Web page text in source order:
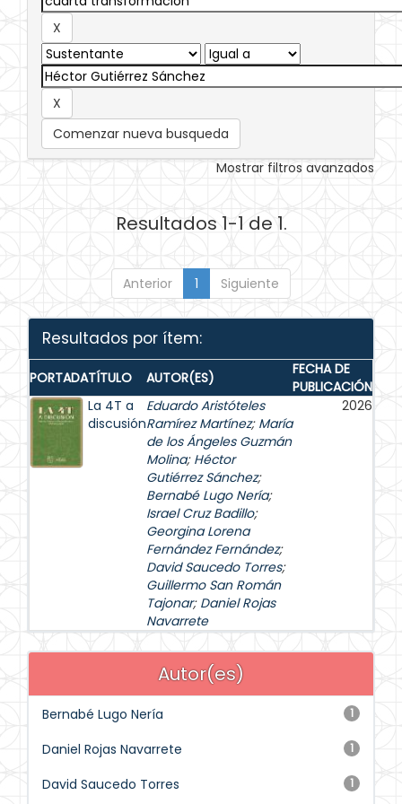
Comenzar nueva busqueda
Mostrar filtros avanzados
Resultados 1-1 de 1.
Anterior 1 Siguiente
Resultados por ítem:
PORTADATÍTULO AUTOR(ES)
FECHA DE
PUBLICACIÓN
La 4T a
discusión
Eduardo Aristóteles
Ramírez Martínez; María
de los Ángeles Guzmán
Molina; Héctor
Gutiérrez Sánchez;
Bernabé Lugo Nería;
Israel Cruz Badillo;
Georgina Lorena
Fernández Fernández;
David Saucedo Torres;
Guillermo San Román
Tajonar; Daniel Rojas
Navarrete
2026
Autor(es)
1
Bernabé Lugo Nería
1
Daniel Rojas Navarrete
1
David Saucedo Torres